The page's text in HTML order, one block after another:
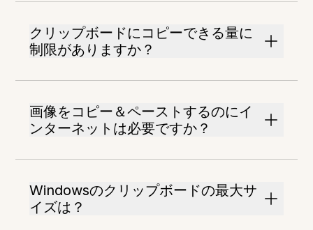
クリップボードにコピーできる量に
制限がありますか？
画像をコピー＆ペーストするのにイ
ンターネットは必要ですか？
Windowsのクリップボードの最大サ
イズは？